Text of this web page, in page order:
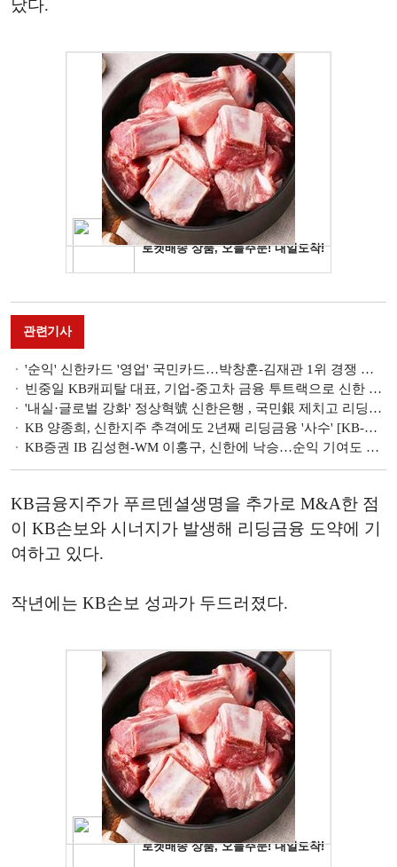
났다.
관련기사
'순익' 신한카드 '영업' 국민카드…박창훈-김재관 1위 경쟁 본격화 [KB-신한 리딩금융 쟁패]
빈중일 KB캐피탈 대표, 기업-중고차 금융 투트랙으로 신한 꺾고 금융지주계 1위 안착 [KB-신한 리딩금융 쟁패]
'내실·글로벌 강화' 정상혁號 신한은행 , 국민銀 제치고 리딩뱅크 탈환 [KB-신한 리딩금융 쟁패]
KB 양종희, 신한지주 추격에도 2년째 리딩금융 '사수' [KB-신한 리딩금융 쟁패]
KB증권 IB 김성현-WM 이홍구, 신한에 낙승…순익 기여도 두 자릿수 비은행 주요사 위상 [KB-신한 리딩금융 쟁패]
KB금융지주가 푸르덴셜생명을 추가로 M&A한 점
이 KB손보와 시너지가 발생해 리딩금융 도약에 기
여하고 있다.
작년에는 KB손보 성과가 두드러졌다.